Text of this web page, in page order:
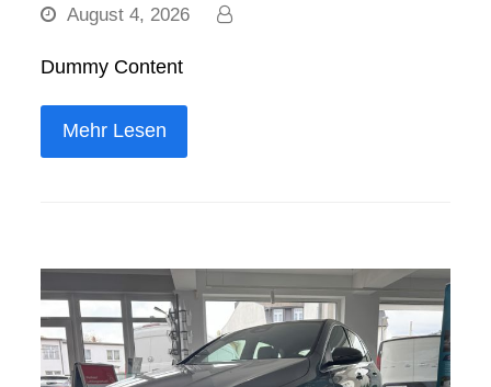
August 4, 2026
Dummy Content
Mehr Lesen